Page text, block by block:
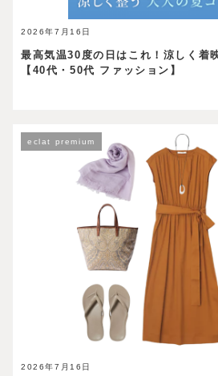
2026年7月16日
最高気温30度の日はこれ！涼しく着
【40代・50代 ファッション】
2026年7月16日
eclat premium